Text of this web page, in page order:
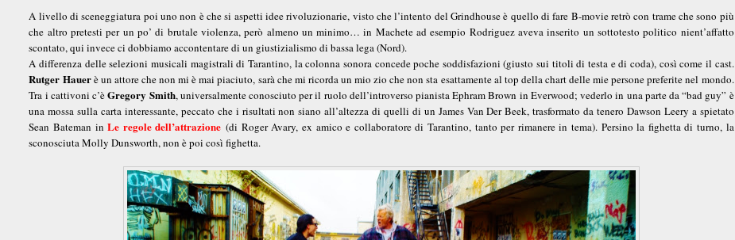
A livello di sceneggiatura poi uno non è che si aspetti idee rivoluzionarie, visto che l’intento del Grindhouse è quello di fare B-movie retrò con trame che sono più
che altro pretesti per un po’ di brutale violenza, però almeno un minimo… in Machete ad esempio Rodriguez aveva inserito un sottotesto politico nient’affatto
scontato, qui invece ci dobbiamo accontentare di un giustizialismo di bassa lega (Nord).
A differenza delle selezioni musicali magistrali di Tarantino, la colonna sonora concede poche soddisfazioni (giusto sui titoli di testa e di coda), così come il cast.
Rutger Hauerè un attore che non mi è mai piaciuto, sarà che mi ricorda un mio zio che non sta esattamente al top della chart delle mie persone preferite nel mondo.
Tra i cattivoni c’èGregory Smith, universalmente conosciuto per il ruolo dell’introverso pianista Ephram Brown in Everwood; vederlo in una parte da “bad guy” è
una mossa sulla carta interessante, peccato che i risultati non siano all’altezza di quelli di un James Van Der Beek, trasformato da tenero Dawson Leery a spietato
Sean Bateman inLe regole dell’attrazione (di Roger Avary, ex amico e collaboratore di Tarantino, tanto per rimanere in tema). Persino la fighetta di turno, la
sconosciuta Molly Dunsworth, non è poi così fighetta.